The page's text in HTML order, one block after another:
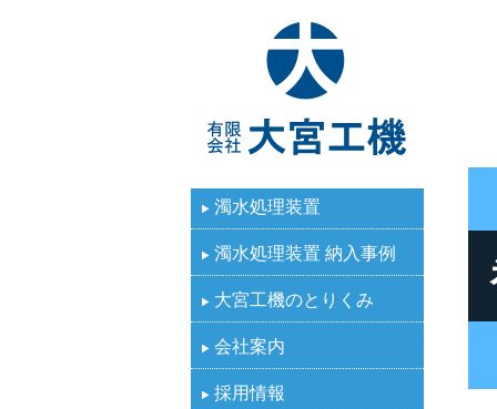
濁水処理装置
濁水処理装置 納入事例
大宮工機のとりくみ
会社案内
採用情報